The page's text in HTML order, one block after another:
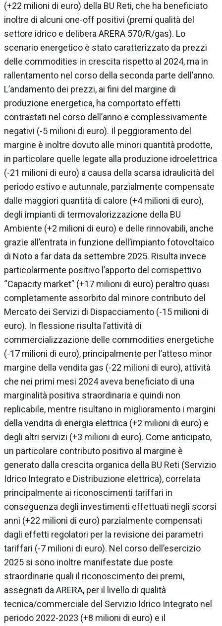
(+22 milioni di euro) della BU Reti, che ha beneficiato
inoltre di alcuni one-off positivi (premi qualità del
settore idrico e delibera ARERA 570/R/gas). Lo
scenario energetico è stato caratterizzato da prezzi
delle commodities in crescita rispetto al 2024, ma in
rallentamento nel corso della seconda parte dell’anno.
L’andamento dei prezzi, ai fini del margine di
produzione energetica, ha comportato effetti
contrastati nel corso dell’anno e complessivamente
negativi (-5 milioni di euro). Il peggioramento del
margine è inoltre dovuto alle minori quantità prodotte,
in particolare quelle legate alla produzione idroelettrica
(-21 milioni di euro) a causa della scarsa idraulicità del
periodo estivo e autunnale, parzialmente compensate
dalle maggiori quantità di calore (+4 milioni di euro),
degli impianti di termovalorizzazione della BU
Ambiente (+2 milioni di euro) e delle rinnovabili, anche
grazie all’entrata in funzione dell’impianto fotovoltaico
di Noto a far data da settembre 2025. Risulta invece
particolarmente positivo l’apporto del corrispettivo
“Capacity market” (+17 milioni di euro) peraltro quasi
completamente assorbito dal minore contributo del
Mercato dei Servizi di Dispacciamento (-15 milioni di
euro). In flessione risulta l’attività di
commercializzazione delle commodities energetiche
(-17 milioni di euro), principalmente per l’atteso minor
margine della vendita gas (-22 milioni di euro), attività
che nei primi mesi 2024 aveva beneficiato di una
marginalità positiva straordinaria e quindi non
replicabile, mentre risultano in miglioramento i margini
della vendita di energia elettrica (+2 milioni di euro) e
degli altri servizi (+3 milioni di euro). Come anticipato,
un particolare contributo positivo al margine è
generato dalla crescita organica della BU Reti (Servizio
Idrico Integrato e Distribuzione elettrica), correlata
principalmente ai riconoscimenti tariffari in
conseguenza degli investimenti effettuati negli scorsi
anni (+22 milioni di euro) parzialmente compensati
dagli effetti regolatori per la revisione dei parametri
tariffari (-7 milioni di euro). Nel corso dell’esercizio
2025 si sono inoltre manifestate due poste
straordinarie quali il riconoscimento dei premi,
assegnati da ARERA, per il livello di qualità
tecnica/commerciale del Servizio Idrico Integrato nel
periodo 2022-2023 (+8 milioni di euro) e il